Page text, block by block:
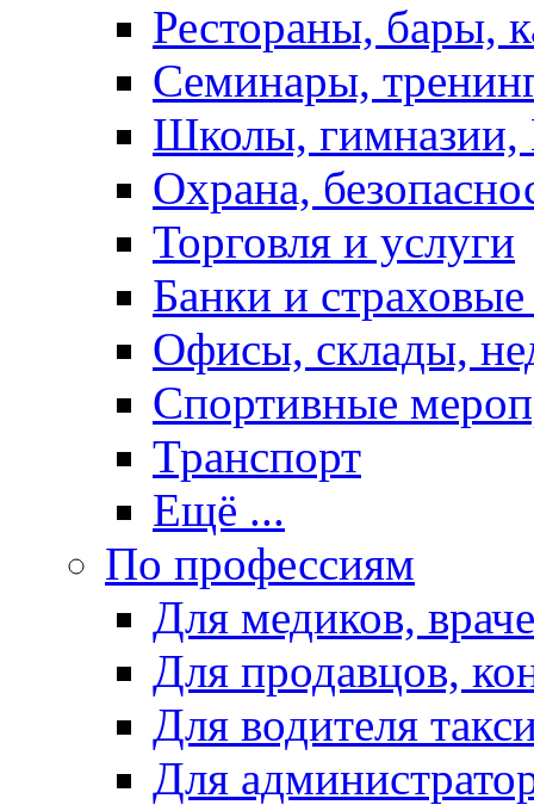
Рестораны, бары,
Семинары,
Школы,
Охрана,
Торговля и услуги
Банки и
Офисы, склады,
Спортивные
Транспорт
Ещё ...
По профессиям
Для медиков,
Для продавцов,
Для водителя
Для